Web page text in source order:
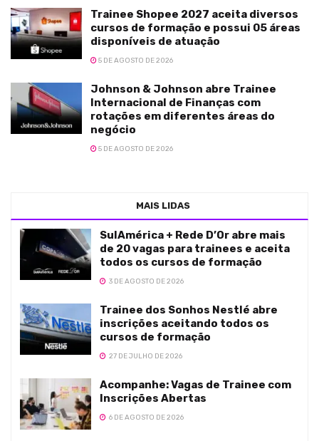
Trainee Shopee 2027 aceita diversos
cursos de formação e possui 05 áreas
disponíveis de atuação
5 DE AGOSTO DE 2026
Johnson & Johnson abre Trainee
Internacional de Finanças com
rotações em diferentes áreas do
negócio
5 DE AGOSTO DE 2026
MAIS LIDAS
SulAmérica + Rede D’Or abre mais
de 20 vagas para trainees e aceita
todos os cursos de formação
3 DE AGOSTO DE 2026
Trainee dos Sonhos Nestlé abre
inscrições aceitando todos os
cursos de formação
27 DE JULHO DE 2026
Acompanhe: Vagas de Trainee com
Inscrições Abertas
6 DE AGOSTO DE 2026